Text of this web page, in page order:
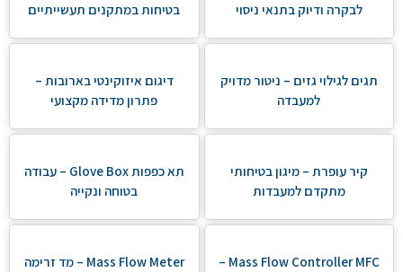
לבקרה ודיוק בתנאי ניסוי
בטיחות במתקנים תעשייתיים
תגים לגילוי גזים – ניטור מדויק
למעבדה
דיגום איזוקינטי בארובות –
פתרון מדידה מקצועי
קיר עופרת – מיגון בטיחותי
מתקדם למעבדות
תא כפפות Glove Box – עבודה
בטוחה ונקייה
Mass Flow Controller MFC –
Mass Flow Meter – מד זרימה